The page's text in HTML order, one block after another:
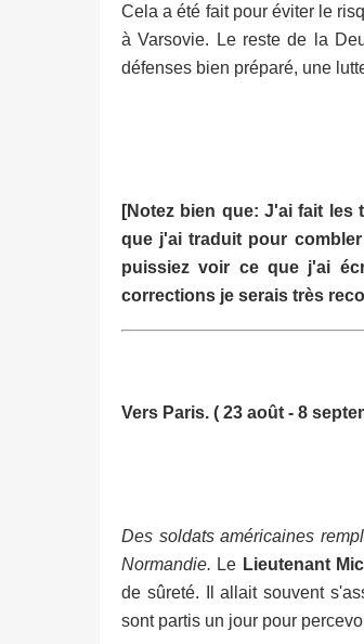
Cela a été fait pour éviter le
à Varsovie. Le reste de la
défenses bien préparé, une
[Notez bien que: J'ai fait
que j'ai traduit pour
puissiez voir ce que j'ai
corrections je serais très
Vers Paris. ( 23 août - 8
Des soldats américaines
Normandie. Le Lieutenant
de sûreté. Il allait souvent
sont partis un jour pour